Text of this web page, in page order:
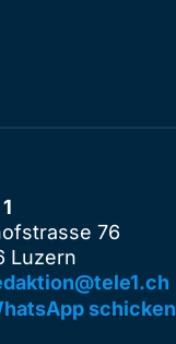
76
Luzern
schicken